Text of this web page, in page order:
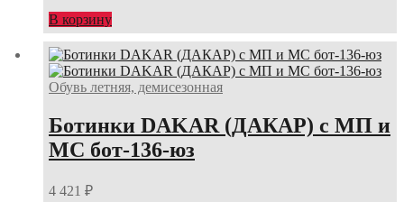
В корзину
Обувь летняя, демисезонная
Ботинки DAKAR (ДАКАР) с МП и
МС бот-136-юз
4 421 ₽